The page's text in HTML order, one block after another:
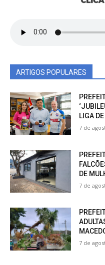
ARTIGOS POPULARES
LIGA
7 de
DE
7 de
7 de